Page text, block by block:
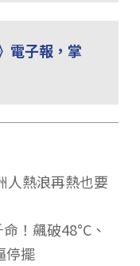
電子報，掌
人熱浪再熱也要
！飆破48°C、
停擺